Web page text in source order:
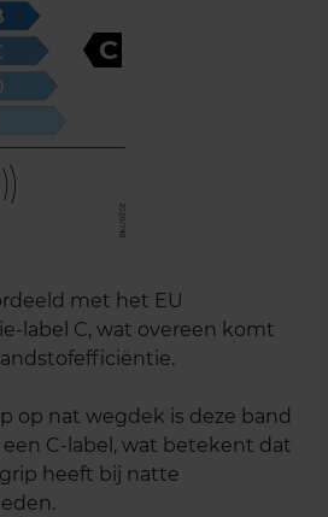
C
met het EU
label C, wat overeen komt
op nat wegdek is deze band
C-label, wat betekent dat
heeft bij natte